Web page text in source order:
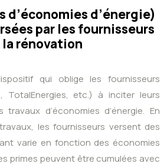
d’économies d’énergie)
par les fournisseurs
la rénovation
qui oblige les fournisseurs
TotalEnergies, etc.) à inciter leurs
d’économies d’énergie. En
les fournisseurs versent des
varie en fonction des économies
primes peuvent être cumulées avec